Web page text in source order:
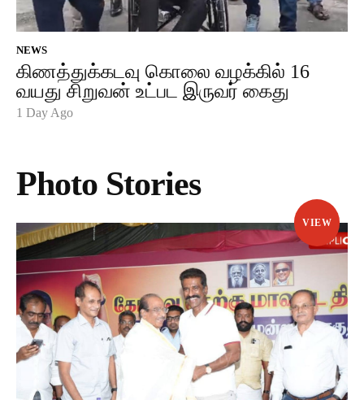
NEWS
கிணத்துக்கடவு கொலை வழக்கில் 16
வயது சிறுவன் உட்பட இருவர் கைது
1 Day Ago
Photo Stories
VIEW